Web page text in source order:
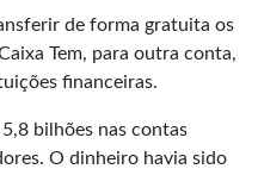
de forma gratuita os
Tem, para outra conta,
financeiras.
bilhões nas contas
O dinheiro havia sido